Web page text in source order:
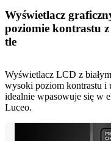
Wyświetlacz
poziomie kontrastu
tle
Wyświetlacz LCD z
wysoki poziom kontrastu i
idealnie wpasowuje się w
Luceo.